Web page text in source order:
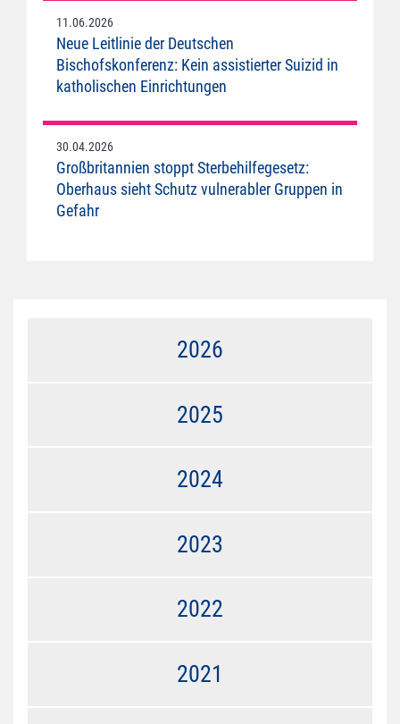
11.06.2026
Neue Leitlinie der Deutschen
Bischofskonferenz: Kein assistierter Suizid in
katholischen Einrichtungen
30.04.2026
Großbritannien stoppt Sterbehilfegesetz:
Oberhaus sieht Schutz vulnerabler Gruppen in
Gefahr
2026
2025
2024
2023
2022
2021